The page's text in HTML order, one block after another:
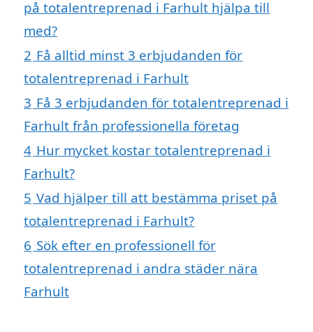
på totalentreprenad i Farhult hjälpa till
med?
2 Få alltid minst 3 erbjudanden för
totalentreprenad i Farhult
3 Få 3 erbjudanden för totalentreprenad i
Farhult från professionella företag
4 Hur mycket kostar totalentreprenad i
Farhult?
5 Vad hjälper till att bestämma priset på
totalentreprenad i Farhult?
6 Sök efter en professionell för
totalentreprenad i andra städer nära
Farhult